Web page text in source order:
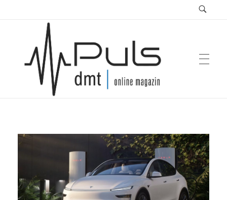
Puls Magazin
Zukunft der Mobilität